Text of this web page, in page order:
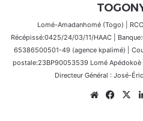
Lomé-Amadanhomé (Togo) |
Récépissé:0425/24/03/11/HAAC |
65386500501-49 (agence kpalimé) |
postale:23BP90053539 Lomé
Directeur Général : José-
Website X